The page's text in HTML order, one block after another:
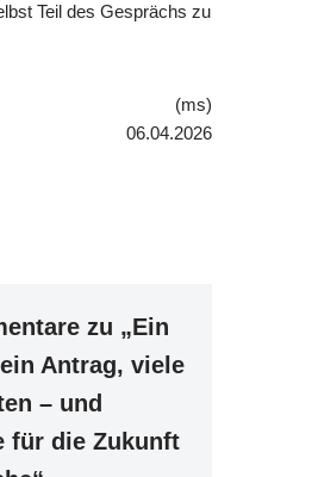
Teil des Gesprächs zu
(ms)
06.04.2026
zu „Ein
Antrag, viele
– und
für die Zukunft